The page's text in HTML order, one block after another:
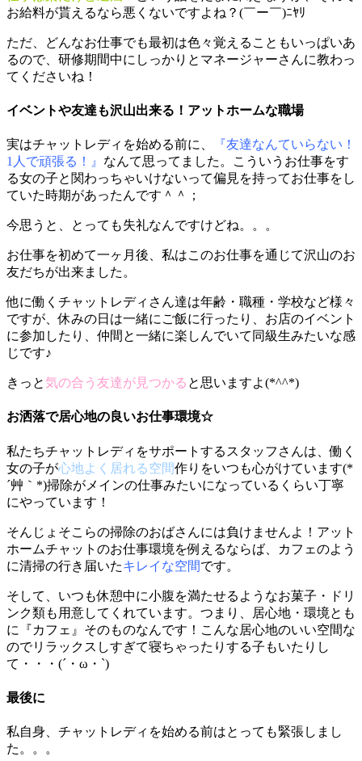
お給料が貰えるなら悪くないですよね？(￣ー￣)ﾆﾔﾘ
ただ、どんなお仕事でも最初は色々覚えることもいっぱいあ
るので、研修期間中にしっかりとマネージャーさんに教わっ
てくださいね！
イベントや友達も沢山出来る！アットホームな職場
実はチャットレディを始める前に、
『友達なんていらない！
1人で頑張る！』 なんて思ってました。こういうお仕事をす
る女の子と関わっちゃいけないって偏見を持ってお仕事をし
ていた時期があったんです＾＾；
今思うと、とっても失礼なんですけどね。。。
お仕事を初めて一ヶ月後、私はこのお仕事を通じて沢山のお
友だちが出来ました。
他に働くチャットレディさん達は年齢・職種・学校など様々
ですが、休みの日は一緒にご飯に行ったり、お店のイベント
に参加したり、仲間と一緒に楽しんでいて同級生みたいな感
じです♪
きっと気の合う友達が見つかる と思いますよ(*^^*)
お洒落で居心地の良いお仕事環境☆
私たちチャットレディをサポートするスタッフさんは、働く
女の子が心地よく居れる空間作りをいつも心がけています(*
´艸｀*)掃除がメインの仕事みたいになっているくらい丁寧
にやっています！
そんじょそこらの掃除のおばさんには負けませんよ！アット
ホームチャットのお仕事環境を例えるならば、カフェのよう
に清掃の行き届いたキレイな空間です。
そして、いつも休憩中に小腹を満たせるようなお菓子・ドリ
ンク類も用意してくれています。つまり、居心地・環境とも
に『カフェ』そのものなんです！こんな居心地のいい空間な
のでリラックスしすぎて寝ちゃったりする子もいたりし
て・・・(´・ω・`)
最後に
私自身、チャットレディを始める前はとっても緊張しまし
た。。。